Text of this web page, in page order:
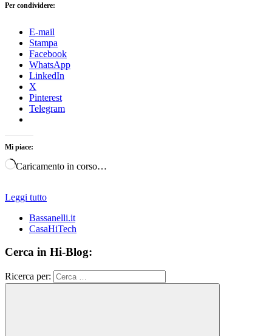
Per condividere:
E-mail
Stampa
Facebook
WhatsApp
LinkedIn
X
Pinterest
Telegram
Mi piace:
Caricamento in corso…
Leggi tutto
Bassanelli.it
CasaHiTech
Cerca in Hi-Blog:
Ricerca per: